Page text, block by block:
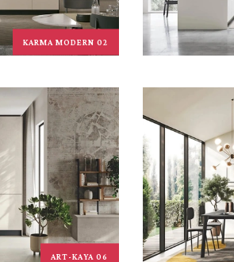
KARMA MODERN 02
ART-KAYA 06